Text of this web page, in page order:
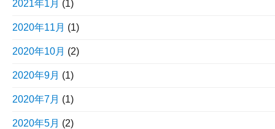
2021年1月 (1)
2020年11月 (1)
2020年10月 (2)
2020年9月 (1)
2020年7月 (1)
2020年5月 (2)